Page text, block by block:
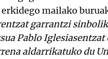
mailako
garrantzi
Pablo
aldarrikatuko du